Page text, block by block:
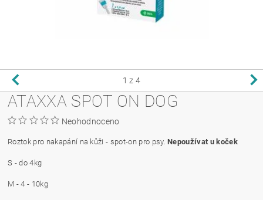
1 z 4
ATAXXA SPOT ON DOG
Neohodnoceno
Roztok pro nakapání na kůži - spot-on pro psy.Nepoužívat u koček
S - do 4kg
M - 4 - 10kg